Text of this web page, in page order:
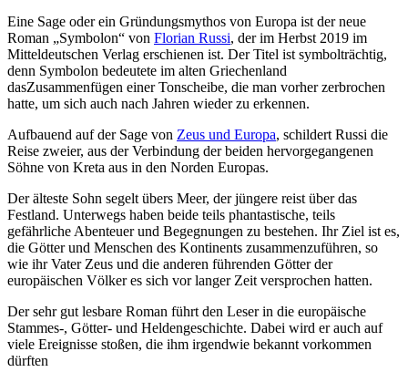
Eine Sage oder ein Gründungsmythos von Europa ist der neue
Roman „Symbolon“ von Florian Russi, der im Herbst 2019 im
Mitteldeutschen Verlag erschienen ist. Der Titel ist symbolträchtig,
denn Symbolon bedeutete im alten Griechenland
dasZusammenfügen einer Tonscheibe, die man vorher zerbrochen
hatte, um sich auch nach Jahren wieder zu erkennen.
Aufbauend auf der Sage von Zeus und Europa, schildert Russi die
Reise zweier, aus der Verbindung der beiden hervorgegangenen
Söhne von Kreta aus in den Norden Europas.
Der älteste Sohn segelt übers Meer, der jüngere reist über das
Festland. Unterwegs haben beide teils phantastische, teils
gefährliche Abenteuer und Begegnungen zu bestehen. Ihr Ziel ist es,
die Götter und Menschen des Kontinents zusammenzuführen, so
wie ihr Vater Zeus und die anderen führenden Götter der
europäischen Völker es sich vor langer Zeit versprochen hatten.
Der sehr gut lesbare Roman führt den Leser in die europäische
Stammes-, Götter- und Heldengeschichte. Dabei wird er auch auf
viele Ereignisse stoßen, die ihm irgendwie bekannt vorkommen
dürften